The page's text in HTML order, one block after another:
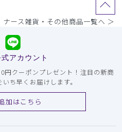
ナース雑貨・その他商品一覧へ ＞
アカウント
円クーポンプレゼント！注目の新商
ち早くお届けします。
加はこちら